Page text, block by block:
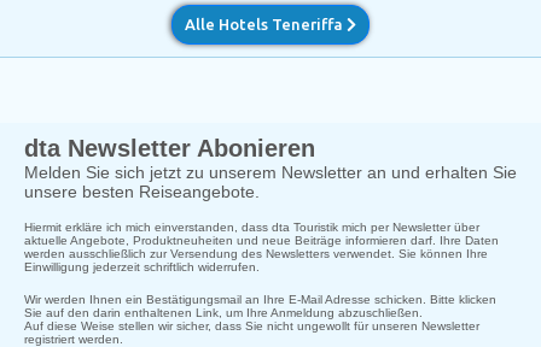
Alle Hotels Teneriffa
dta Newsletter Abonieren
Melden Sie sich jetzt zu unserem Newsletter an und erhalten Sie
unsere besten Reiseangebote.
Hiermit erkläre ich mich einverstanden, dass dta Touristik mich per Newsletter über
aktuelle Angebote, Produktneuheiten und neue Beiträge informieren darf. Ihre Daten
werden ausschließlich zur Versendung des Newsletters verwendet. Sie können Ihre
Einwilligung jederzeit schriftlich widerrufen.
Wir werden Ihnen ein Bestätigungsmail an Ihre E-Mail Adresse schicken. Bitte klicken
Sie auf den darin enthaltenen Link, um Ihre Anmeldung abzuschließen.
Auf diese Weise stellen wir sicher, dass Sie nicht ungewollt für unseren Newsletter
registriert werden.